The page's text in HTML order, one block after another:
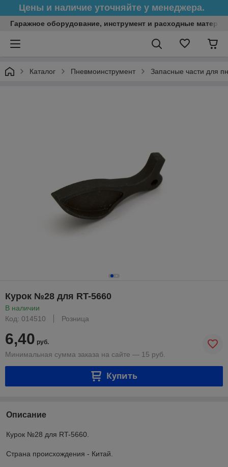
Цены и наличие уточняйте у менеджера.
Гаражное оборудование, инструмент и расходные
Каталог Пневмоинструмент Запасные части для
Курок №28 для RT-5660
В наличии
Код: 014510
Розница
6,40 руб.
Минимальная сумма заказа на сайте — 15 руб.
Купить
Описание
Курок №28 для RT-5660.
Страна происхождения - Китай.